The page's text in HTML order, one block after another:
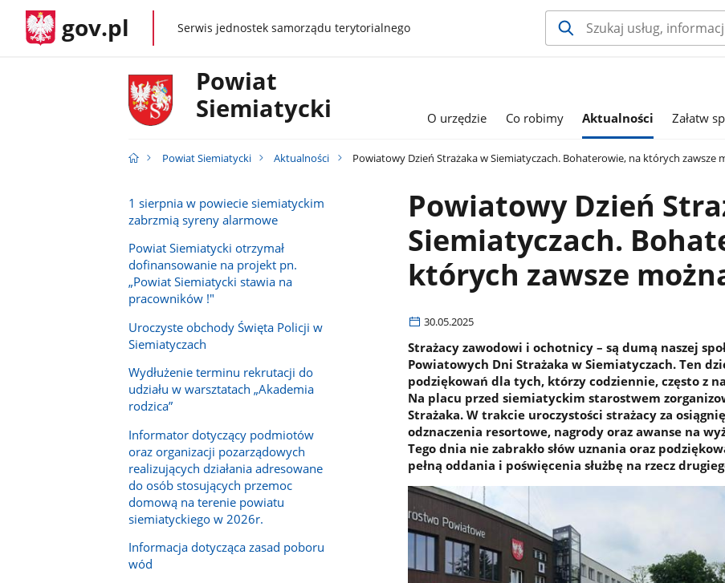
gov.pl gov.plSerwis jednostek samorządu terytorialnego
Powiat
Siemiatycki
O urzędzie Co robimy Aktualności Załatw
Powiat Siemiatycki Aktualności Powiatowy Dzień Strażaka w Siemiatyczach. Bohaterowie, na których zawsze
1 sierpnia w powiecie siemiatyckim
zabrzmią syreny alarmowe
Powiat Siemiatycki otrzymał
dofinansowanie na projekt pn.
„Powiat Siemiatycki stawia na
pracowników !"
Uroczyste obchody Święta Policji w
Siemiatyczach
Wydłużenie terminu rekrutacji do
udziału w warsztatach „Akademia
rodzica”
Informator dotyczący podmiotów
oraz organizacji pozarządowych
realizujących działania adresowane
do osób stosujących przemoc
domową na terenie powiatu
siemiatyckiego w 2026r.
Informacja dotycząca zasad poboru
wód
Powiatowy Dzień
Siemiatyczach.
których zawsze
30.05.2025
Strażacy zawodowi i ochotnicy – są dumą naszej
Powiatowych Dni Strażaka w Siemiatyczach. Ten
podziękowań dla tych, którzy codziennie, często z
Na placu przed siemiatyckim starostwem
Strażaka. W trakcie uroczystości strażacy za
odznaczenia resortowe, nagrody oraz awanse na
Tego dnia nie zabrakło słów uznania oraz
pełną oddania i poświęcenia służbę na rzecz